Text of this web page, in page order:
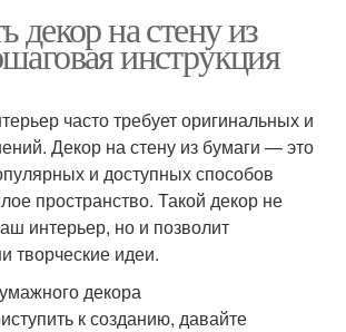
декор на стену из
инструкция
часто требует оригинальных и
Декор на стену из бумаги — это
и доступных способов
пространство. Такой декор не
интерьер, но и позволит
творческие идеи.
декора
к созданию, давайте